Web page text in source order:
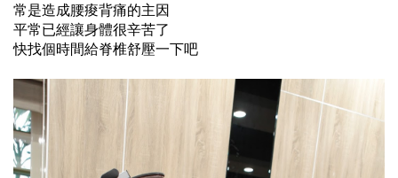
常是造成腰痠背痛的主因
平常已經讓身體很辛苦了
快找個時間給脊椎舒壓一下吧